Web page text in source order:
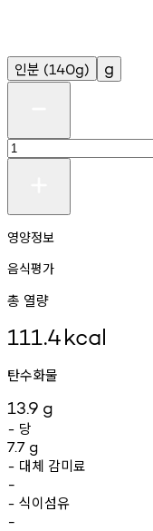
인분 (140g) g
영양정보
음식평가
총 열량
111.4kcal
탄수화물
13.9 g
- 당
7.7 g
- 대체 감미료
-
- 식이섬유
-